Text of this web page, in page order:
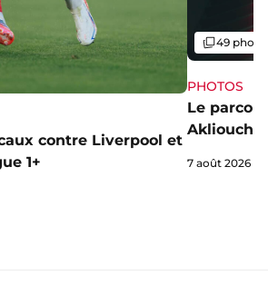
contre Liverpool et
1+
PHOTOS
Le
Akliouche
Galerie
49
7 août 2026